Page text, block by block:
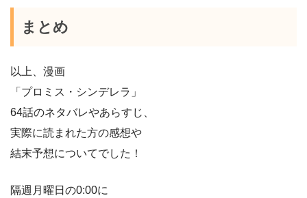
まとめ
以上、漫画
「プロミス・シンデレラ」
64話のネタバレやあらすじ、
実際に読まれた方の感想や
結末予想についてでした！
隔週月曜日の0:00に